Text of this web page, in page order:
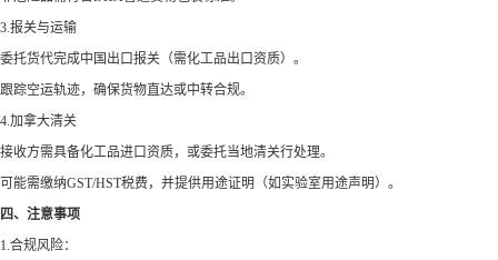
3.报关与运输
委托货代完成中国出口报关（需化工品出口资质）。
跟踪空运轨迹，确保货物直达或中转合规。
4.加拿大清关
接收方需具备化工品进口资质，或委托当地清关行处理。
可能需缴纳GST/HST税费，并提供用途证明（如实验室用途声明）。
四、注意事项
1.合规风险：